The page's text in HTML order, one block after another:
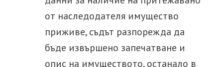
от наследодателя имущество
приживе, съдът разпорежда да
бъде извършено запечатване и
опис на имуществото, останало в